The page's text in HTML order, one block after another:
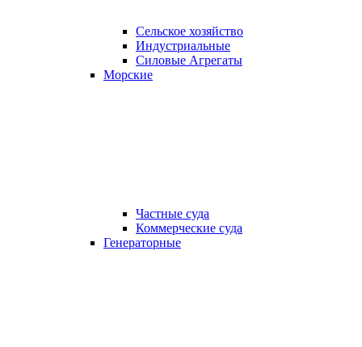
Сельское хозяйство
Индустриальные
Силовые Агрегаты
Морские
Частные суда
Коммерческие суда
Генераторные